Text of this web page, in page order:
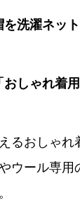
洗濯ネッ
しゃれ着
るおしゃれ
ウール専